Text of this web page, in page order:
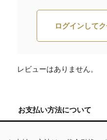
ログインして
レビューはありません。
お支払い方法について